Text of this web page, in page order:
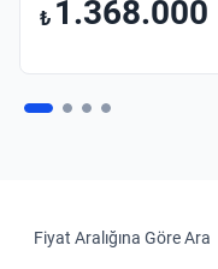
₺ 1.368.000
Fiyat Aralığına Göre Ara